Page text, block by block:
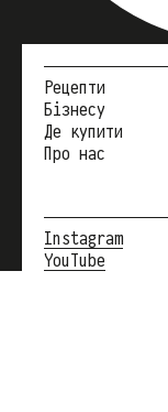
Рецепти
Бізнесу
Де купити
Про нас
Instagram
YouTube